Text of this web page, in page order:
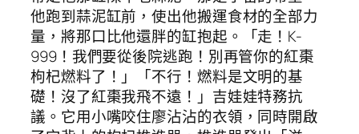
他跑到蒜泥缸前，使出他搬運食材的全部力
量，將那口比他還胖的缸抱起。「走！K-
999！我們要從後院逃跑！別再管你的紅棗
枸杞燃料了！」「不行！燃料是文明的基
礎！沒了紅棗我飛不遠！」吉娃娃特務抗
議。它用小嘴咬住廖沾沾的衣領，同時開啟